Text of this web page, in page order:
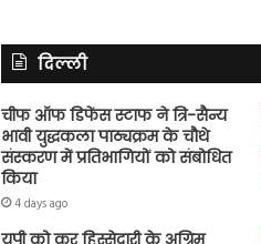
दिल्ली
चीफ ऑफ डिफेंस स्टाफ ने त्रि-सैन्य
भावी युद्धकला पाठ्यक्रम के चौथे
संस्करण में प्रतिभागियों को संबोधित
किया
4 days ago
यूपी को कर हिस्सेदारी के अग्रिम